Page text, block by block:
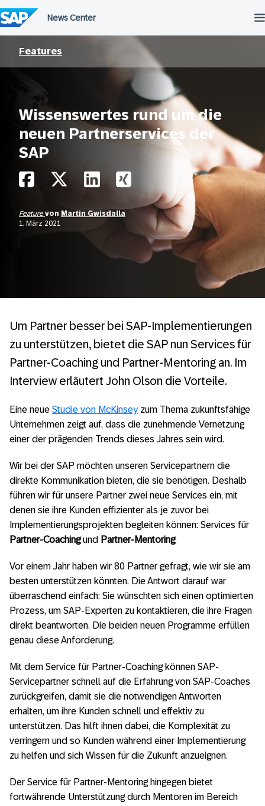
Features
Wissenswertes rund um die
neuen Partnerservices der
SAP
Featurevon Martin Gwisdalla
1. März 2021
Um Partner besser bei SAP-Implementierungen
zu unterstützen, bietet die SAP nun Services für
Partner-Coaching und Partner-Mentoring an. Im
Interview erläutert John Olson die Vorteile.
Eine neue Studie von McKinseyzum Thema zukunftsfähige
Unternehmen zeigt auf, dass die zunehmende Vernetzung
einer der prägenden Trends dieses Jahres sein wird.
Wir bei der SAP möchten unseren Servicepartnern die
direkte Kommunikation bieten, die sie benötigen. Deshalb
führen wir für unsere Partner zwei neue Services ein, mit
denen sie ihre Kunden effizienter als je zuvor bei
Implementierungsprojekten begleiten können: Services für
Partner-Coachingund Partner-Mentoring.
Vor einem Jahr haben wir 80 Partner gefragt, wie wir sie am
besten unterstützen könnten. Die Antwort darauf war
überraschend einfach: Sie wünschten sich einen optimierten
Prozess, um SAP-Experten zu kontaktieren, die ihre Fragen
direkt beantworten. Die beiden neuen Programme erfüllen
genau diese Anforderung.
Mit dem Service für Partner-Coaching können SAP-
Servicepartner schnell auf die Erfahrung von SAP-Coaches
zurückgreifen, damit sie die notwendigen Antworten
erhalten, um ihre Kunden schnell und effektiv zu
unterstützen. Das hilft ihnen dabei, die Komplexität zu
verringern und so Kunden während einer Implementierung
zu helfen und sich Wissen für die Zukunft anzueignen.
Der Service für Partner-Mentoring hingegen bietet
fortwährende Unterstützung durch Mentoren im Bereich